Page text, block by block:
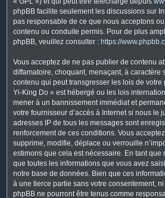
phpBB facilite seulement les discussions sur
pas responsable de ce que nous acceptons
contenu ou conduite permis. Pour de plus
phpBB, veuillez consulter : https://
Vous acceptez de ne pas publier de contenu
diffamatoire, choquant, menaçant, à caractère
contenu qui peut transgresser les lois de votre
Yi-King Do » est hébergé ou les lois
mener à un bannissement immédiat et
votre fournisseur d’accès à Internet si nous le
adresses IP de tous les messages sont
renforcement de ces conditions. Vous
supprime, modifie, déplace ou verrouille
estimons que cela est nécessaire. En tant que
que toutes les informations que vous avez
notre base de données. Bien que ces
à une tierce partie sans votre consentement,
phpBB ne pourront être tenus comme